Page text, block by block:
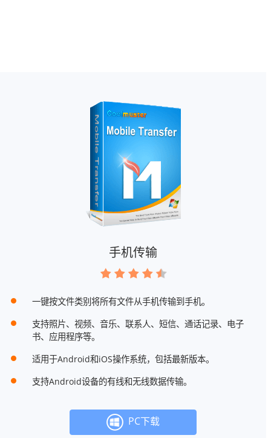
手机传输
一键按文件类别将所有文件从手机传输到手机。
支持照片、视频、音乐、联系人、短信、通话记录、电子
书、应用程序等。
适用于Android和iOS操作系统，包括最新版本。
支持Android设备的有线和无线数据传输。
PC下载